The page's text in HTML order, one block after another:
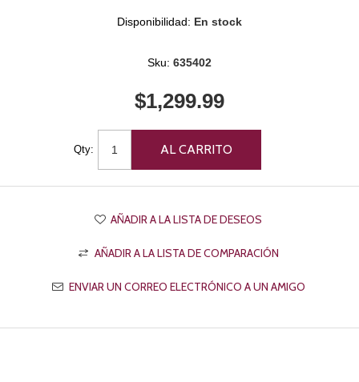
Disponibilidad: En stock
Sku: 635402
$1,299.99
Qty: